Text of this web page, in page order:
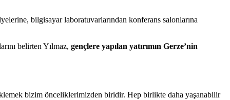
bilgisayar laboratuvarlarından konferans salonlarına
belirten Yılmaz, gençlere yapılan yatırımın Gerze’nin
bizim önceliklerimizden biridir. Hep birlikte daha yaşanabilir